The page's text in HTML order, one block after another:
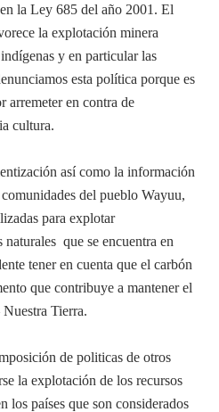
la Ley 685 del año 2001. El
la explotación minera
y en particular las
esta política porque es
arremeter en contra de
cultura.
así como la información
del pueblo Wayuu,
para explotar
que se encuentra en
tener en cuenta que el carbón
que contribuye a mantener el
Tierra.
de politicas de otros
la explotación de los recursos
los países que son considerados